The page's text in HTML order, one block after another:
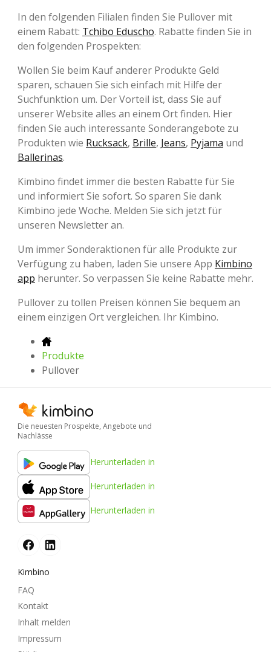
In den folgenden Filialen finden Sie Pullover mit
einem Rabatt: Tchibo Eduscho. Rabatte finden Sie in
den folgenden Prospekten:
Wollen Sie beim Kauf anderer Produkte Geld
sparen, schauen Sie sich einfach mit Hilfe der
Suchfunktion um. Der Vorteil ist, dass Sie auf
unserer Website alles an einem Ort finden. Hier
finden Sie auch interessante Sonderangebote zu
Produkten wie Rucksack, Brille, Jeans, Pyjama und
Ballerinas.
Kimbino findet immer die besten Rabatte für Sie
und informiert Sie sofort. So sparen Sie dank
Kimbino jede Woche. Melden Sie sich jetzt für
unseren Newsletter an.
Um immer Sonderaktionen für alle Produkte zur
Verfügung zu haben, laden Sie unsere App Kimbino
app herunter. So verpassen Sie keine Rabatte mehr.
Pullover zu tollen Preisen können Sie bequem an
einem einzigen Ort vergleichen. Ihr Kimbino.
Produkte
Pullover
Die neuesten Prospekte, Angebote und
Nachlässe
Herunterladen in
Herunterladen in
Herunterladen in
Kimbino
FAQ
Kontakt
Inhalt melden
Impressum